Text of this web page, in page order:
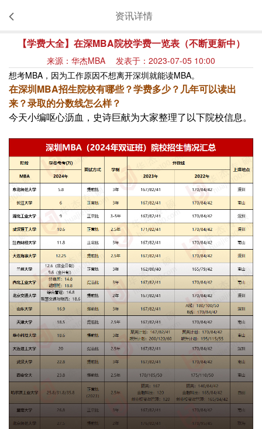
资讯详情
【学费大全】在深MBA院校学费一览表（不断更新中）
来源：华杰MBA 发表于：2023-07-05 10:00
想考MBA，因为工作原因不想离开深圳就能读MBA。
在深圳MBA招生院校有哪些？学费多少？几年可以读出
来？录取的分数线怎么样？
今天小编呕心沥血，史诗巨献为大家整理了以下院校信息。